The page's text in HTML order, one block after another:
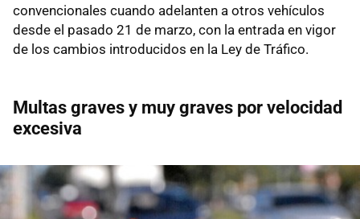
convencionales cuando adelanten a otros vehículos
desde el pasado 21 de marzo, con la entrada en vigor
de los cambios introducidos en la Ley de Tráfico.
Multas graves y muy graves por velocidad
excesiva